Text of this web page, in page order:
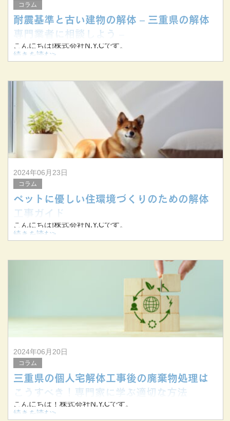
コラム
耐震基準と古い建物の解体 – 三重県の解体
専門業者に相談しよう –
こんにちは!株式会社N.Y.Cです。
当社は三重県桑名市を拠点に、三重県を中心に東海三県で
今回は、古い建物の解体と耐震基準についてお伝えしま
古い
続きを読む>
2024年06月23日
コラム
ペットに優しい住環境づくりのための解体
工事ガイド
こんにちは!株式会社N.Y.Cです。
当社は三重県桑名市を拠点に三重県を中心に東海三県で解
今回はペットとの快適な暮らしを実現するための解体工事
続きを読む>
2024年06月20日
コラム
三重県の個人宅解体工事後の廃棄物処理は
こうすべき！専門家に学ぶ適切な方法
こんにちは！株式会社N.Y.Cです。
続きを読む>